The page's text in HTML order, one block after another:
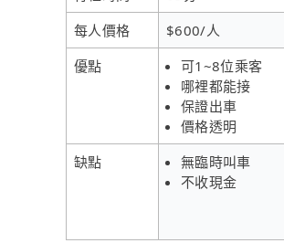
每人價格
$600/人
優點
可1~8位乘客
哪裡都能接
保證出車
價格透明
缺點
無臨時叫車
不收現金